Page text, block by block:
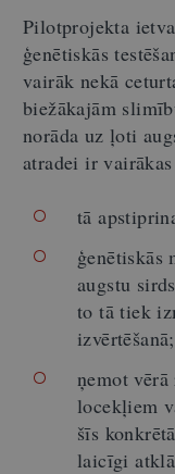
Pilotprojekta
ģenētiskās
vairāk nekā
biežākajām
norāda uz ļoti
atradei ir
tā
ģenētiskās
augstu
to tā tiek
izvērtēšanā;
ņemot
locekļiem
šīs
laicīgi